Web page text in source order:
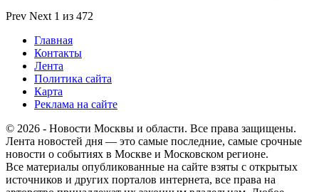
Prev Next 1 из 472
Главная
Контакты
Лента
Политика сайта
Карта
Реклама на сайте
© 2026 - Новости Москвы и области. Все права защищены.
Лента новостей дня — это самые последние, самые срочные
новости о событиях в Москве и Московском регионе.
Все материалы опубликованные на сайте взяты с открытых
источников и других порталов интернета, все права на